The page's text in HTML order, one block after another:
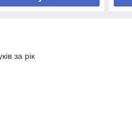
за рік